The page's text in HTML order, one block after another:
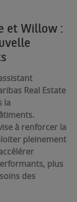
et Willow :
Real Estate
la
à renforcer la
pleinement
plus
des